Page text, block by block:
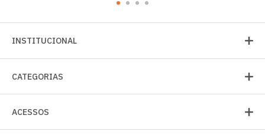
INSTITUCIONAL
CATEGORIAS
ACESSOS